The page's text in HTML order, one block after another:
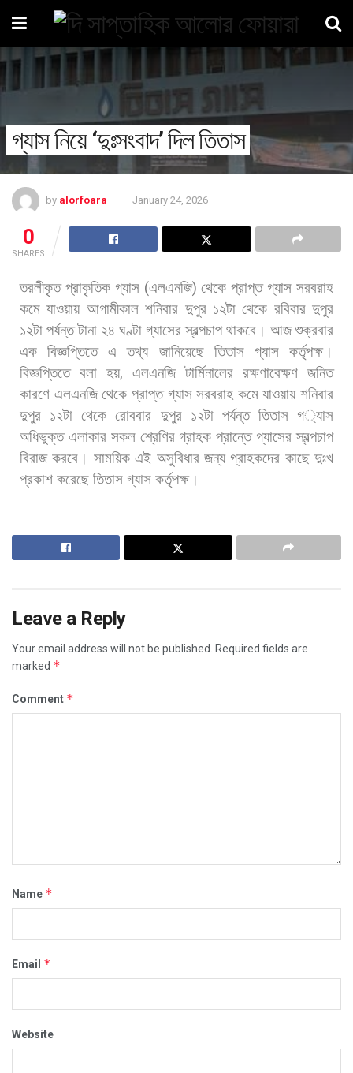
গ্যাস নিয়ে ‘দুঃসংবাদ’ দিল তিতাস
by alorfoara January 24, 2026
0
SHARES
তরলীকৃত প্রাকৃতিক গ্যাস(এলএনজি)থেকে প্রাপ্ত গ্যাস সরবরাহ
কমে যাওয়ায় আগামীকাল শনিবার দুপুর ১২টা থেকে রবিবার দুপুর
১২টা পর্যন্ত টানা ২৪ ঘণ্টা গ্যাসের স্বল্পচাপ থাকবে। আজ শুক্রবার
এক
বিজ্ঞপ্তিতে এ তথ্য জানিয়েছে তিতাস গ্যাস
কর্তৃপক্ষ।
বিজ্ঞপ্তিতে বলা হয়, এলএনজি টার্মিনালের রক্ষণাবেক্ষণ জনিত
কারণে এলএনজি থেকে প্রাপ্ত গ্যাস সরবরাহ কমে যাওয়ায় শনিবার
দুপুর ১২টা থেকে রোববার দুপুর ১২টা পর্যন্ত তিতাস গ্যাস
অধিভুক্ত এলাকার সকল শ্রেণির গ্রাহক প্রান্তে গ্যাসের স্বল্পচাপ
বিরাজ করবে। সাময়িক এই অসুবিধার জন্য গ্রাহকদের কাছে দুঃখ
প্রকাশ করেছে তিতাস গ্যাস কর্তৃপক্ষ।
Leave a Reply
Your email address will not be published.
Required fields are
marked *
Comment *
Name *
Email *
Website